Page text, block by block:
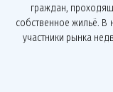
граждан,
собственное жильё.
участники рынка